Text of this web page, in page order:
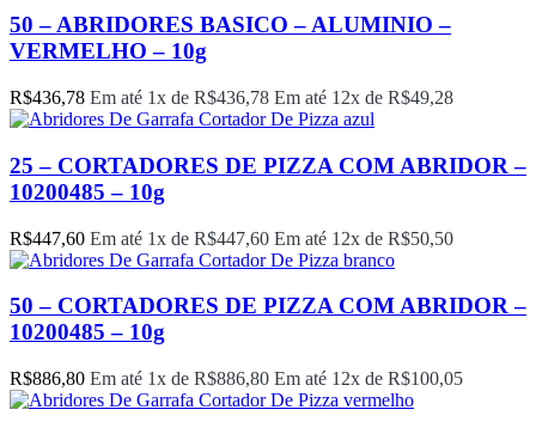
50 – ABRIDORES BASICO – ALUMINIO –
VERMELHO – 10g
R$436,78 Em até 1x de R$436,78 Em até 12x de R$49,28
25 – CORTADORES DE PIZZA COM ABRIDOR –
10200485 – 10g
R$447,60 Em até 1x de R$447,60 Em até 12x de R$50,50
50 – CORTADORES DE PIZZA COM ABRIDOR –
10200485 – 10g
R$886,80 Em até 1x de R$886,80 Em até 12x de R$100,05